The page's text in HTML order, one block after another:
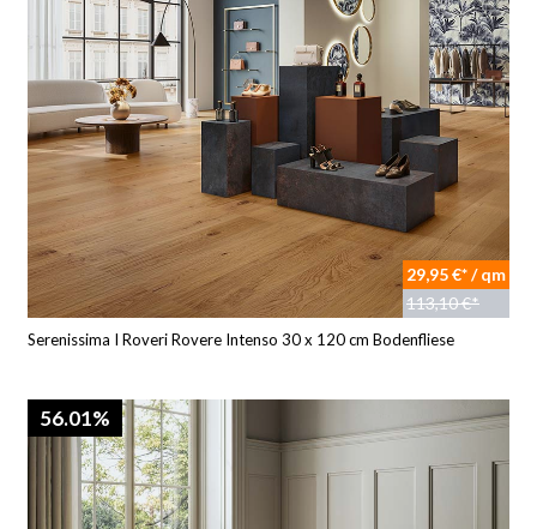
29,95 €* / qm
113,10 €*
Serenissima I Roveri Rovere Intenso 30 x 120 cm Bodenfliese
56.01%